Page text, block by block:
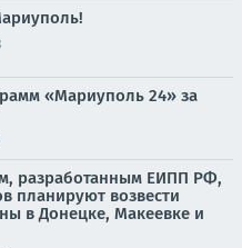
«Мариуполь 24» за
разработанным ЕИПП РФ,
планируют возвести
в Донецке, Макеевке и